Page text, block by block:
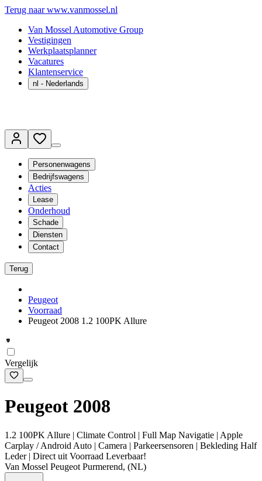
Terug naar www.vanmossel.nl
Van Mossel Automotive Group
Vestigingen
Werkplaatsplanner
Vacatures
Klantenservice
nl - Nederlands
Personenwagens
Bedrijfswagens
Acties
Lease
Onderhoud
Schade
Diensten
Contact
Terug
Peugeot
Voorraad
Peugeot 2008 1.2 100PK Allure
Vergelijk
Peugeot 2008
1.2 100PK Allure | Climate Control | Full Map Navigatie | Apple
Carplay / Android Auto | Camera | Parkeersensoren | Bekleding Half
Leder | Direct uit Voorraad Leverbaar!
Van Mossel Peugeot Purmerend, (NL)